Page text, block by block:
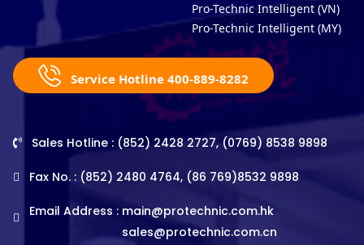
Pro-Technic Intelligent (VN)
Pro-Technic Intelligent (MY)
Service Hotline 400-889-8282
Sales Hotline : (852) 2428 2727, (0769) 8538 9898
Fax No. : (852) 2480 4764, (86 769)8532 9898
Email Address : main@protechnic.com.hk
sales@protechnic.com.cn